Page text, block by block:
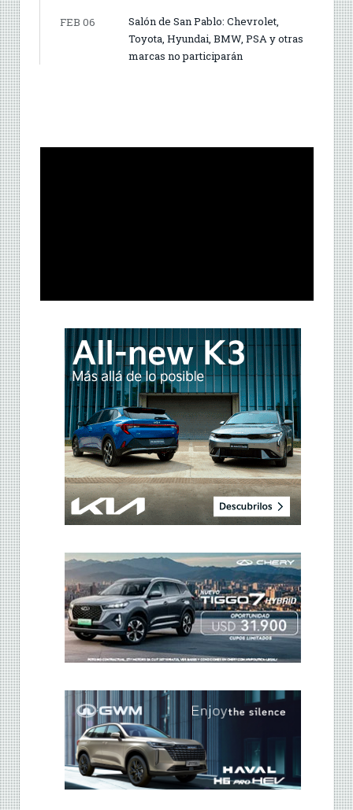
FEB 06
Salón de San Pablo: Chevrolet,
Toyota, Hyundai, BMW, PSA y otras
marcas no participarán